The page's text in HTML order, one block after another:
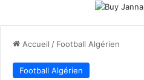
Accueil / Football Algérien
Football Algérien